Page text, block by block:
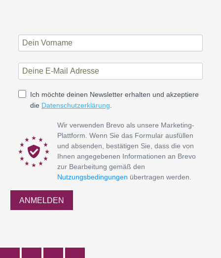
Ich möchte deinen Newsletter erhalten und akzeptiere
die Datenschutzerklärung.
Wir verwenden Brevo als unsere Marketing-
Plattform. Wenn Sie das Formular ausfüllen
und absenden, bestätigen Sie, dass die von
Ihnen angegebenen Informationen an Brevo
zur Bearbeitung gemäß den
Nutzungsbedingungen übertragen werden.
ANMELDEN